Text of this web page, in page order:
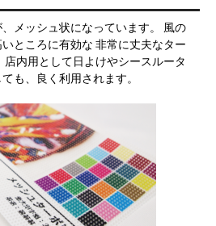
メッシュ状になっています。 風の
ところに有効な 非常に丈夫なター
店内用として日よけやシースルータ
も、良く利用されます。